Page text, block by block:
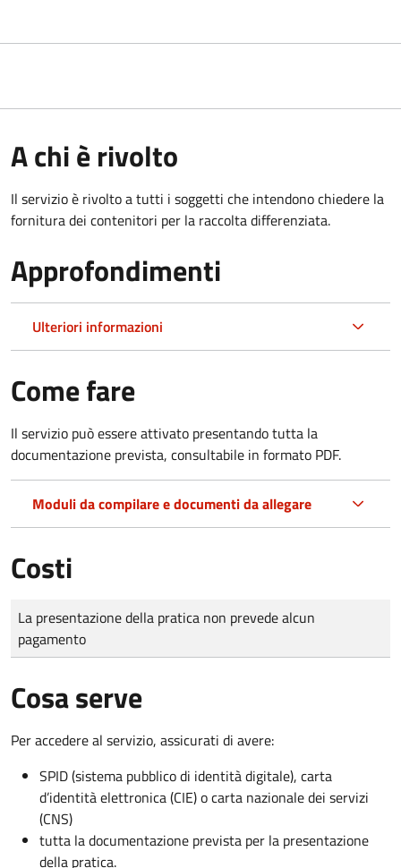
A chi è rivolto
Il servizio è rivolto a tutti i soggetti che intendono chiedere la
fornitura dei contenitori per la raccolta differenziata.
Approfondimenti
Ulteriori informazioni
Come fare
Il servizio può essere attivato presentando tutta la
documentazione prevista, consultabile in formato PDF.
Moduli da compilare e documenti da allegare
Costi
Tipo di pagamento
Importo
La presentazione della pratica non prevede alcun
pagamento
Cosa serve
Per accedere al servizio, assicurati di avere:
SPID (sistema pubblico di identità digitale), carta
d’identità elettronica (CIE) o carta nazionale dei servizi
(CNS)
tutta la documentazione prevista per la presentazione
della pratica.